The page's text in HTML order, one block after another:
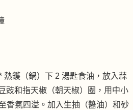
熱鑊（鍋）下 2 湯匙食油，放入蒜
豉和指天椒（朝天椒）圈，用中小
香氣四溢。加入生抽（醬油）和砂